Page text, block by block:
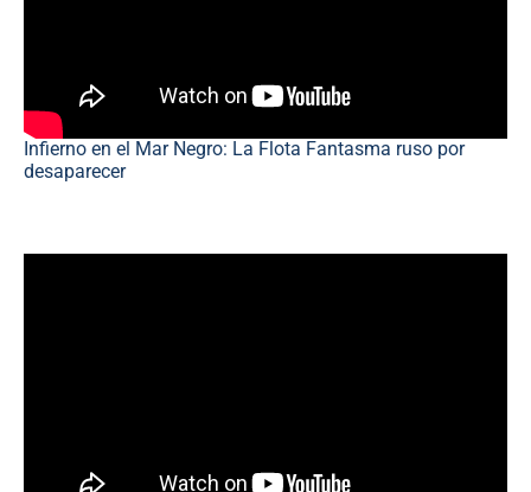
Infierno en el Mar Negro: La Flota Fantasma ruso por
desaparecer